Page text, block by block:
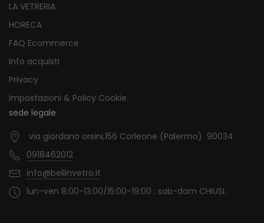
LA VETRERIA
HORECA
FAQ Ecommerce
Info acquisti
Privacy
Impostazioni & Policy Cookie
sede legale
via giordano orsini,156 Corleone (Palermo) 90034
0918462012
info@bellinvetro.it
lun-ven 8:00-13:00/15:00-19:00 ; sab-dom CHIUSI.